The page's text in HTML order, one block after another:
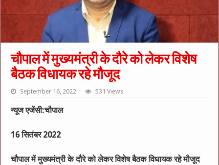
चौपाल में मुख्यमंत्री के दौरे को लेकर विशेष
बैठक विधायक रहे मौजूद
September 16, 2022 531 Views
न्यूज एजेंसी:चौपाल
16 सितंबर 2022
चौपाल में मुख्यमंत्री के दौरे को लेकर विशेष बैठक विधायक रहे मौजूद